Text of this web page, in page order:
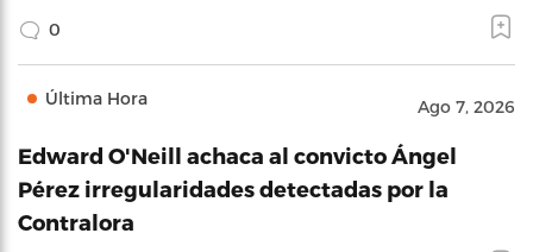
0
Última Hora Ago 7, 2026
Edward O'Neill achaca al convicto Ángel
Pérez irregularidades detectadas por la
Contralora